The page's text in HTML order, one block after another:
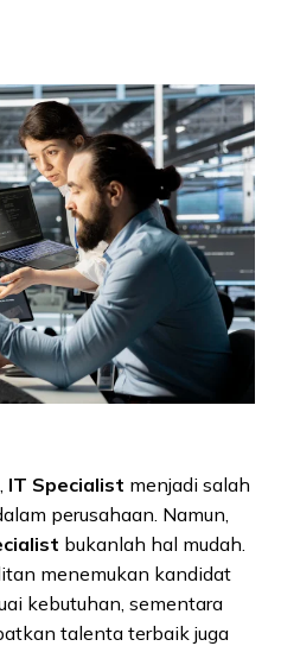
IT Specialist menjadi salah
perusahaan. Namun,
bukanlah hal mudah.
menemukan kandidat
kebutuhan, sementara
talenta terbaik juga